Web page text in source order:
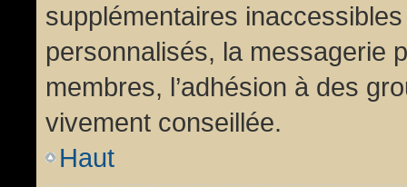
supplémentaires
personnalisés, la messagerie
membres, l’adhésion à des
vivement conseillée.
Haut